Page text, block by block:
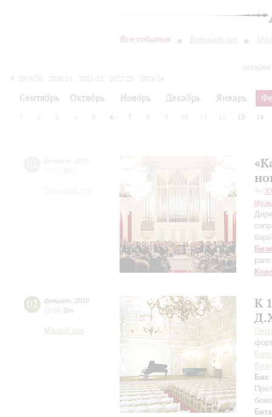
Все события Большой зал
2019/20
2020/21 2021/22 2022/23
2023/24
Сентябрь Октябрь Ноябрь Декабрь Январь
2 3 4 5 6 7 8 9 10 12 13 14
Бизе
02 февраля 2016
19:00 Вт
Малый зал
К
Бах